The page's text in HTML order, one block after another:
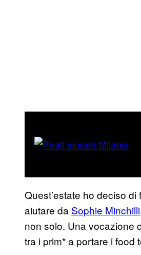
Quest’estate ho deciso
aiutare da Sophie Minchilli
non solo. Una vocazione
tra i prim* a portare i food